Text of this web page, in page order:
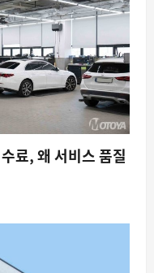
AI 자율주행 경진대회,
실험장이 되다
0
료, 왜 서비스 품질